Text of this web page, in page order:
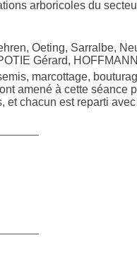
arboricoles du
Oeting, Sarralbe,
Gérard,
marcottage,
amené à cette séance
et chacun est reparti